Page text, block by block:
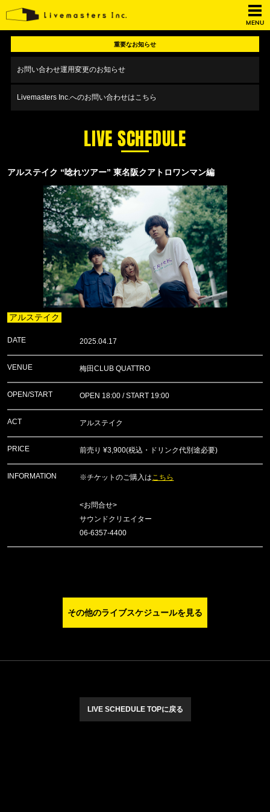
MENU
重要なお知らせ
お問い合わせ運用変更のお知らせ
Livemasters Inc.へのお問い合わせはこちら
LIVE SCHEDULE
アルステイク “唸れツアー” 東名阪クアトロワンマン編
アルステイク
DATE 2025.04.17
VENUE 梅田CLUB QUATTRO
OPEN/START OPEN 18:00 / START 19:00
ACT アルステイク
PRICE 前売り ¥3,900(税込・ドリンク代別途必要)
INFORMATION ※チケットのご購入は こちら
<お問合せ>
サウンドクリエイター
06-6357-4400
その他のライブスケジュールを見る
LIVE SCHEDULE TOPに戻る